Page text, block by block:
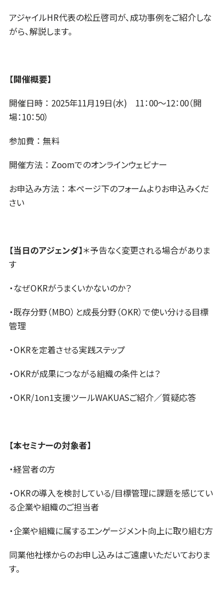
アジャイルHR代表の松丘啓司が、成功事例をご紹介しな
がら、解説します。
【開催概要】
開催日時 ： 2025年11月19日(水) 11：00～12：00（開
場：10：50）
参加費 ： 無料
開催方法 ： Zoomでのオンラインウェビナー
お申込み方法 ： 本ページ下のフォームよりお申込みくだ
さい
【当日のアジェンダ】＊予告なく変更される場合がありま
す
・なぜOKRがうまくいかないのか？
・既存分野（MBO）と成長分野（OKR）で使い分ける目標
管理
・OKRを定着させる実践ステップ
・OKRが成果につながる組織の条件とは？
・OKR/1on1支援ツールWAKUASご紹介／質疑応答
【本セミナーの対象者】
・経営者の方
・OKRの導入を検討している/目標管理に課題を感じてい
る企業や組織のご担当者
・企業や組織に属するエンゲージメント向上に取り組む方
同業他社様からのお申し込みはご遠慮いただいておりま
す。